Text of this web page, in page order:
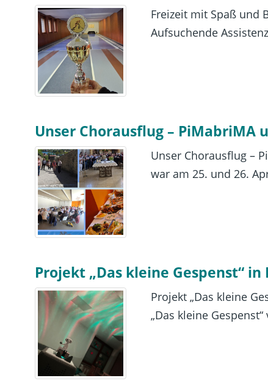
Freizeit mit Spaß und
Aufsuchende
Unser Chorausflug – PiMabriMA
Unser Chorausflug –
war am 25. und 26.
Projekt „Das kleine Gespenst“ in
Projekt „Das kleine
„Das kleine